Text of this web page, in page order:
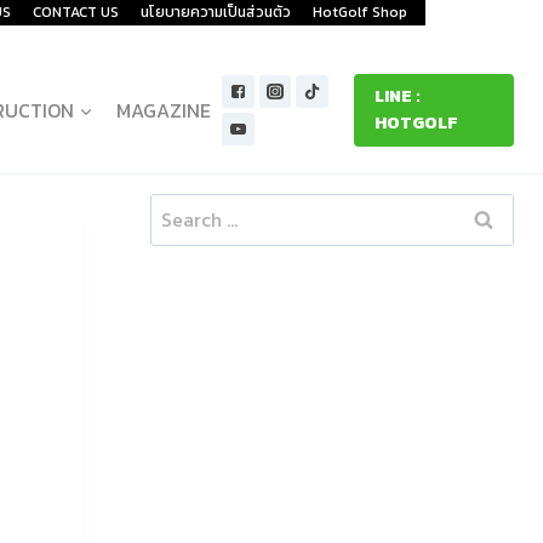
CONTACT US นโยบายความเป็นส่วนตัว HotGolf Shop
MAGAZINE
LINE :
HOTGOLF
Search
for: